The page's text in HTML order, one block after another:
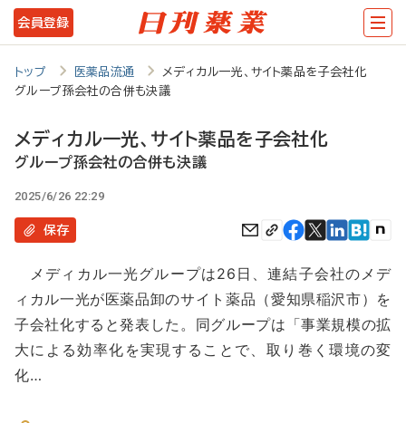
メ
イ
テ
ツ
に
会員登録
トップ 医薬品流通
メディカル一光、サイト薬品を子会社化
グループ孫会社の合併も決議
メディカル一光、サイト薬品を子会社化
グループ孫会社の合併も決議
2025/6/26 22:29
保存
メディカル一光グループは26日、連結子会社のメデ
ィカル一光が医薬品卸のサイト薬品（愛知県稲沢市）を
子会社化すると発表した。同グループは「事業規模の拡
大による効率化を実現することで、取り巻く環境の変
化…